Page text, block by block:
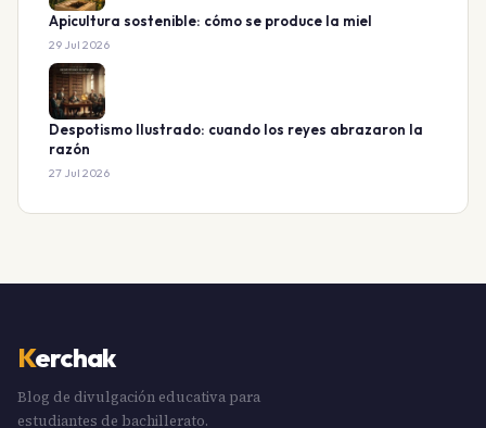
Apicultura sostenible: cómo se produce la miel
29 Jul 2026
Despotismo Ilustrado: cuando los reyes abrazaron la
razón
27 Jul 2026
Kerchak
Blog de divulgación educativa para
estudiantes de bachillerato.